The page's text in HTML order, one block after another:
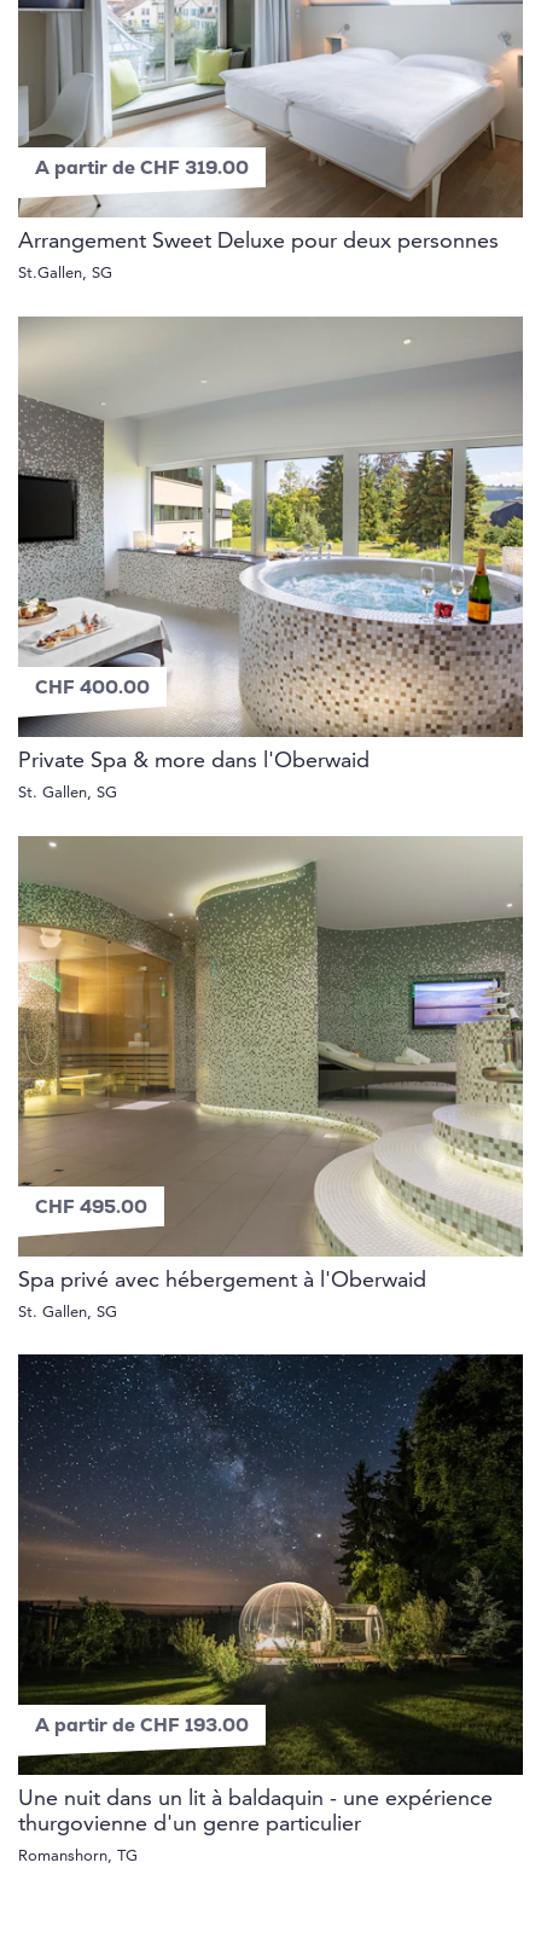
A partir de CHF 319.00
Arrangement Sweet Deluxe pour deux personnes
St.Gallen, SG
CHF 400.00
Private Spa & more dans l'Oberwaid
St. Gallen, SG
CHF 495.00
Spa privé avec hébergement à l'Oberwaid
St. Gallen, SG
A partir de CHF 193.00
Une nuit dans un lit à baldaquin - une expérience
thurgovienne d'un genre particulier
Romanshorn, TG